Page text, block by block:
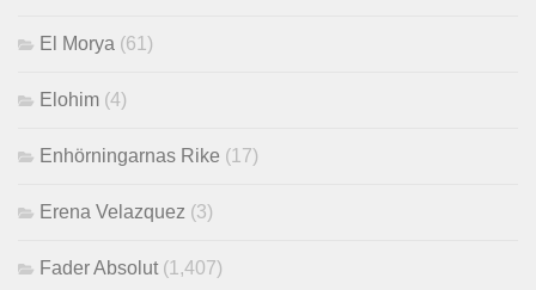
El Morya (61)
Elohim (4)
Enhörningarnas Rike (17)
Erena Velazquez (3)
Fader Absolut(1,407)